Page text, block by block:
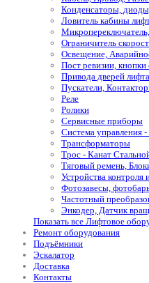
Конденсаторы,
Ловитель кабины
Ограничитель
Освещение,
Пост ревизии, кнопки
Привода дверей
Пускатели,
Реле
Ролики
Сервисные приборы
Система управления
Трансформаторы
Трос - Канат
Тяговый ремень,
Устройства контроля
Фотозавесы,
Частотный
Энкодер, Датчик
Показать все Лифтовое
Ремонт оборудования
Подъёмники
Эскалатор
Доставка
Контакты